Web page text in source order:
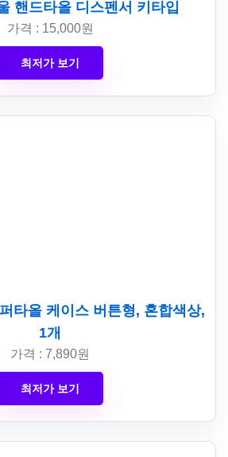
핸드타올 디스펜서 키타입
가격 : 15,000원
최저가 보기
타올 케이스 버튼형, 혼합색상,
1개
가격 : 7,890원
최저가 보기